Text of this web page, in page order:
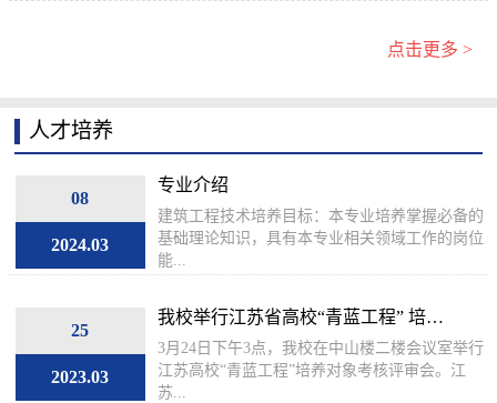
点击更多 >
人才培养
08
2024.03
专业介绍
建筑工程技术培养目标：本专业培养掌握必备的
基础理论知识，具有本专业相关领域工作的岗位
能...
25
2023.03
我校举行江苏省高校“青蓝工程” 培养
对...
3月24日下午3点，我校在中山楼二楼会议室举行
江苏高校“青蓝工程”培养对象考核评审会。江
苏...